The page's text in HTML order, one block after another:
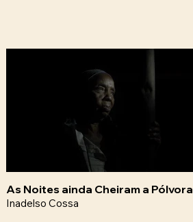
As Noites ainda Cheiram a Pólvora
Inadelso Cossa